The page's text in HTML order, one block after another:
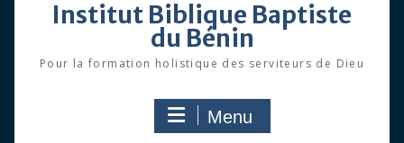
Institut Biblique Baptiste
du Bénin
Pour la formation holistique des serviteurs de Dieu
Menu